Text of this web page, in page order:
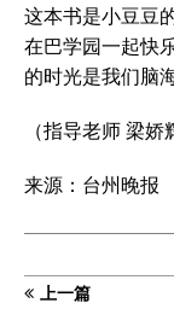
这本书是小豆豆
在巴学园一起快
的时光是我们脑
（指导老师 梁娇
来源：台州晚报
上一篇